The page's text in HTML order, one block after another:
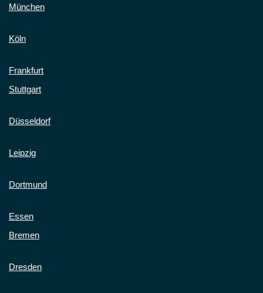
München
Köln
Frankfurt
Stuttgart
Düsseldorf
Leipzig
Dortmund
Essen
Bremen
Dresden